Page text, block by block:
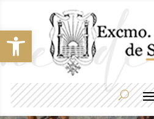
Abrir barra de herramientas